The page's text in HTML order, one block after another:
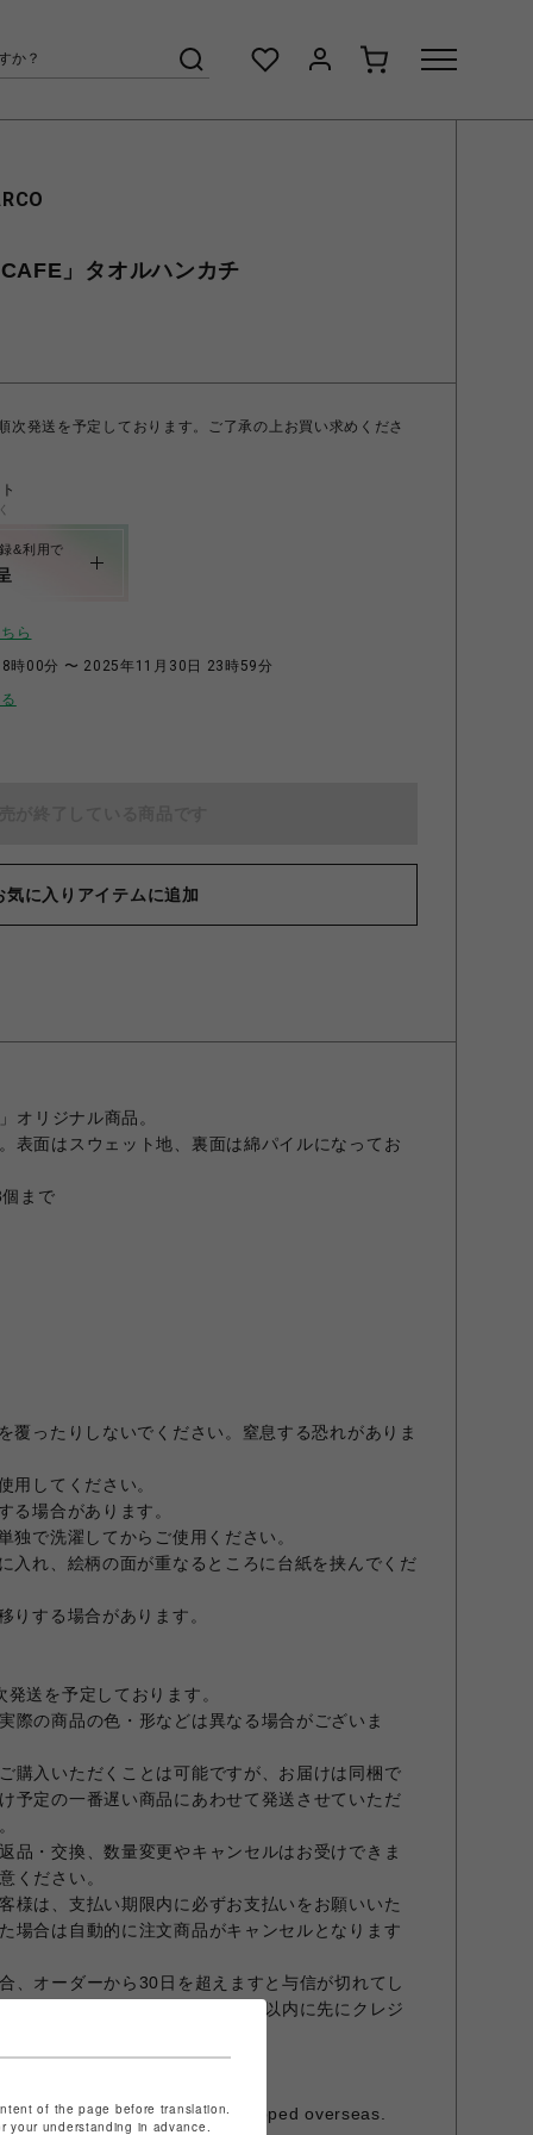
乱舞 CAFE」タオルハンカチ 大包平・鶯丸
」タオルハンカチ
次発送を予定しております。ご了承の上お買い求めくださ
&利用で
ら
時00分 〜 2025年11月30日 23時59分
気に入りアイテムに追加
オリジナル商品。
表面はスウェット地、裏面は綿パイルになってお
まで
覆ったりしないでください。窒息する恐れがありま
用してください。
る場合があります。
独で洗濯してからご使用ください。
入れ、絵柄の面が重なるところに台紙を挟んでくだ
りする場合があります。
送を予定しております。
際の商品の色・形などは異なる場合がございま
購入いただくことは可能ですが、お届けは同梱で
予定の一番遅い商品にあわせて発送させていただ
品・交換、数量変更やキャンセルはお受けできま
ください。
様は、支払い期限内に必ずお支払いをお願いいた
場合は自動的に注文商品がキャンセルとなります
、オーダーから30日を超えますと与信が切れてし
品発送前でもオーダーから30日以内に先にクレジ
おりません。
行は承っておりません。
ん。 -This item cannot be shipped overseas.
of the page before translation.
your understanding in advance.